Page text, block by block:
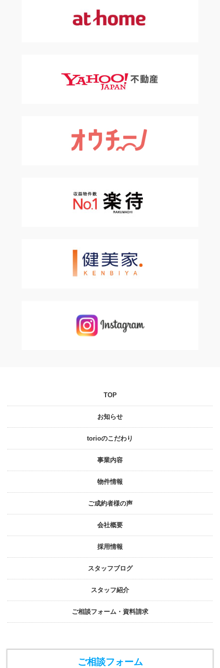
TOP
お知らせ
torioのこだわり
事業内容
物件情報
ご成約者様の声
会社概要
採⽤情報
スタッフブログ
スタッフ紹介
ご相談フォーム・資料請求
ご相談フォーム